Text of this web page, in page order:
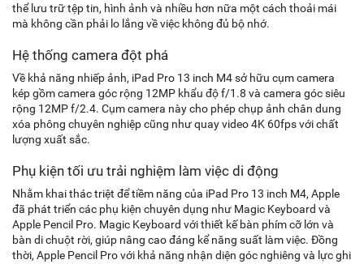
thể lưu trữ tệp tin, hình ảnh và nhiều hơn nữa một cách thoải mái
mà không cần phải lo lắng về việc không đủ bộ nhớ.
Hệ thống camera đột phá
Về khả năng nhiếp ảnh, iPad Pro 13 inch M4 sở hữu cụm camera
kép gồm camera góc rộng 12MP khẩu độ f/1.8 và camera góc siêu
rộng 12MP f/2.4. Cụm camera này cho phép chụp ảnh chân dung
xóa phông chuyên nghiệp cũng như quay video 4K 60fps với chất
lượng xuất sắc.
Phụ kiện tối ưu trải nghiệm làm việc di động
Nhằm khai thác triệt để tiềm năng của iPad Pro 13 inch M4, Apple
đã phát triển các phụ kiện chuyên dụng như Magic Keyboard và
Apple Pencil Pro. Magic Keyboard với thiết kế bàn phím cỡ lớn và
bàn di chuột rời, giúp nâng cao đáng kể năng suất làm việc. Đồng
thời, Apple Pencil Pro với khả năng nhận diện góc nghiêng và lực ghi